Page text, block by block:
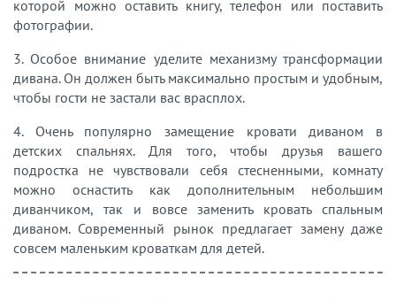
которой можно оставить книгу, телефон или поставить
фотографии.
3. Особое внимание уделите механизму трансформации
дивана. Он должен быть максимально простым и удобным,
чтобы гости не застали вас врасплох.
4. Очень популярно замещение кровати диваном в
детских спальнях. Для того, чтобы друзья вашего
подростка не чувствовали себя стесненными, комнату
можно оснастить как дополнительным небольшим
диванчиком, так и вовсе заменить кровать спальным
диваном. Современный рынок предлагает замену даже
совсем маленьким кроваткам для детей.